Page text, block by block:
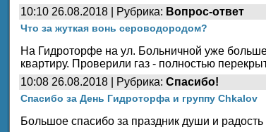
10:10 26.08.2018 | Рубрика: Вопрос-ответ
Что за жуткая вонь сероводородом?
На Гидроторфе на ул. Больничной уже
квартиру. Проверили газ - полностью
10:08 26.08.2018 | Рубрика: Спасибо!
Спасибо за День Гидроторфа и группу Chkalov
Большое спасибо за праздник души и радость